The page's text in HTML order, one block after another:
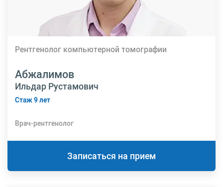
Рентгенолог компьютерной томографии
Абжалимов
Ильдар Рустамович
Стаж 9 лет
Врач-рентгенолог
Записаться на прием